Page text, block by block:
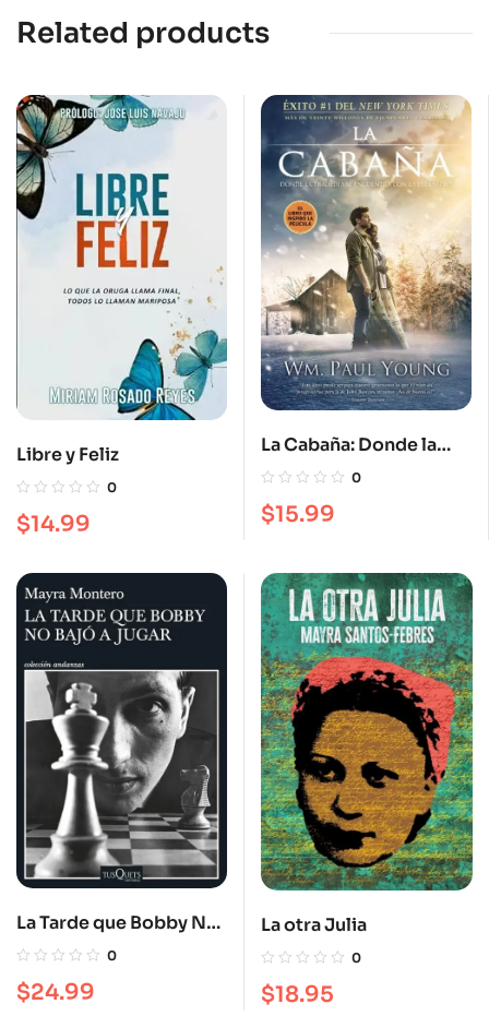
Related products
Libre y Feliz
0
$14.99
La Cabaña: Donde la
Tragedia Se Encuentra
Con la Eternidad
0
$15.99
La Tarde que Bobby No
Bajó a Jugar
0
$24.99
La otra Julia
0
$18.95